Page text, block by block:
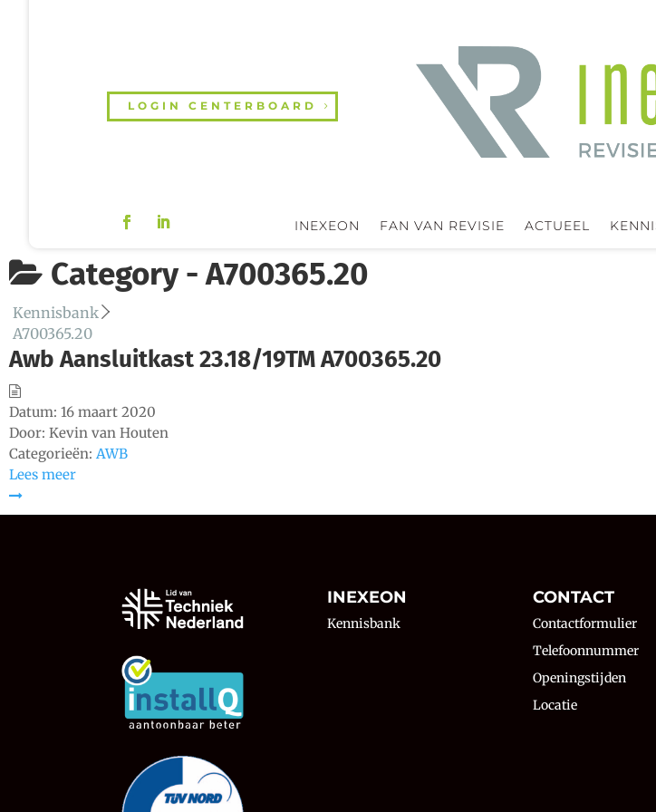
LOGIN CENTERBOARD
INEXEON FAN VAN REVISIE ACTUEEL
Category - A700365.20
Kennisbank
A700365.20
Awb Aansluitkast 23.18/19TM A700365.20
Datum: 16 maart 2020
Door: Kevin van Houten
Categorieën: AWB
Lees meer
INEXEON
Kennisbank
CONTACT
Contactformulier
Telefoonnummer
Openingstijden
Locatie